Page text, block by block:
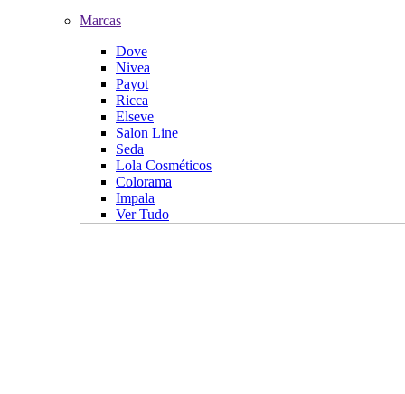
Marcas
Dove
Nivea
Payot
Ricca
Elseve
Salon Line
Seda
Lola Cosméticos
Colorama
Impala
Ver Tudo